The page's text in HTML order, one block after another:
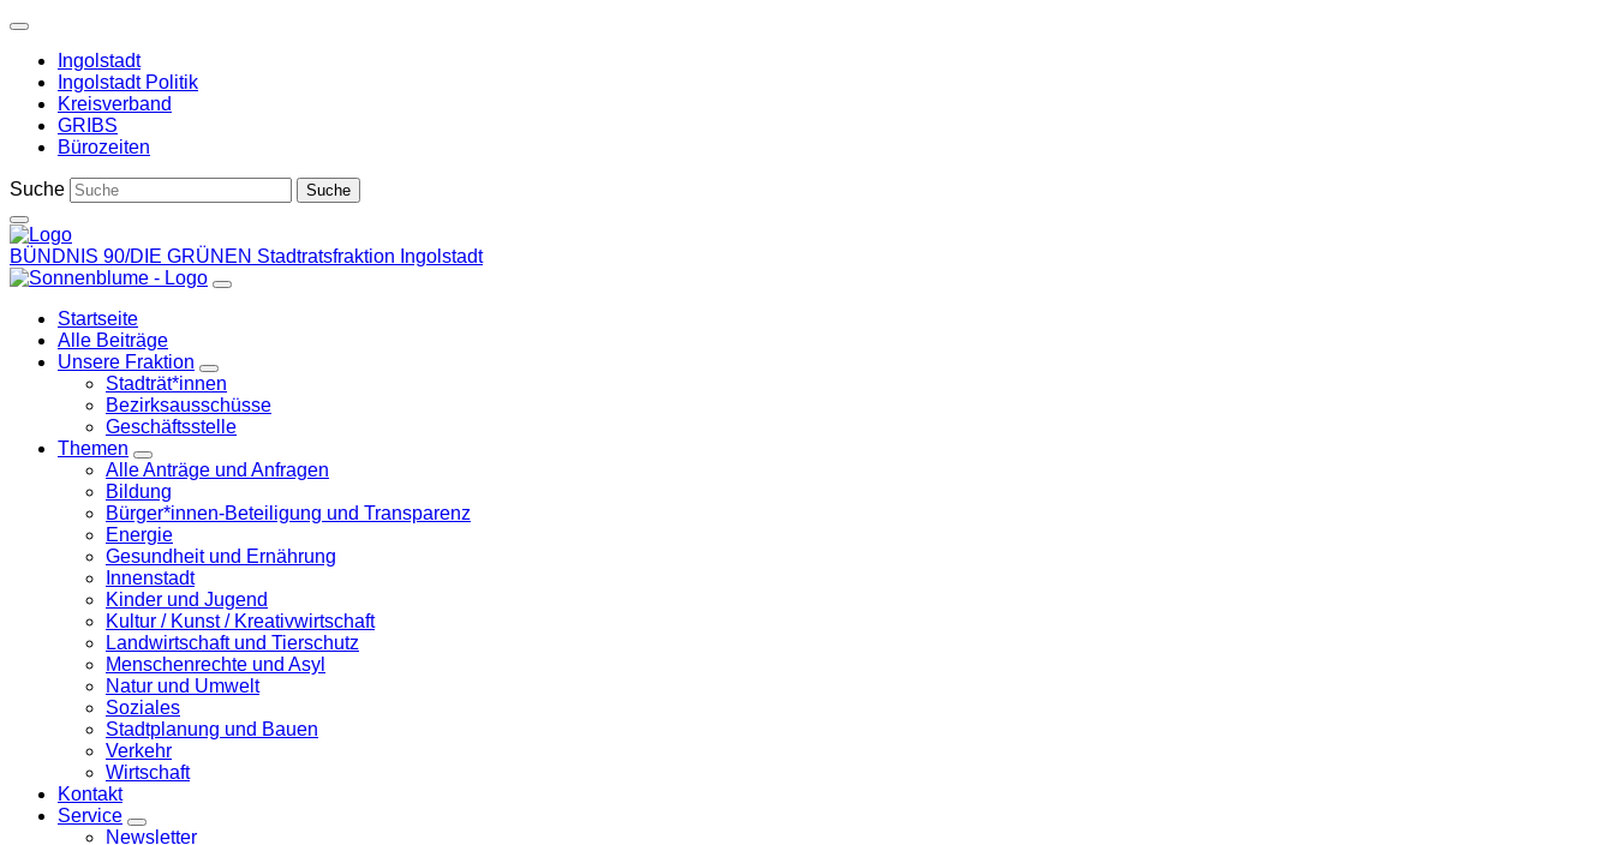
Weiter
Inhalt
Ingolstadt
Ingolstadt Politik
Kreisverband
GRIBS
Bürozeiten
Suche
BÜNDNIS 90/DIE GRÜNEN Stadtratsfraktion Ingolstadt
Startseite
Alle Beiträge
Unsere Fraktion
Zeige
Untermenü
Stadträt*innen
Bezirksausschüsse
Geschäftsstelle
Themen
Zeige
Untermenü
Alle Anträge und Anfragen
Bildung
Bürger*innen-Beteiligung und Transparenz
Energie
Gesundheit und Ernährung
Innenstadt
Kinder und Jugend
Kultur / Kunst / Kreativwirtschaft
Landwirtschaft und Tierschutz
Menschenrechte und Asyl
Natur und Umwelt
Soziales
Stadtplanung und Bauen
Verkehr
Wirtschaft
Kontakt
Service
Zeige
Newsletter